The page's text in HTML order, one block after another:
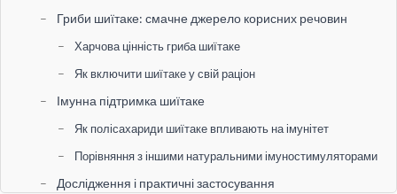
Гриби шиїтаке: смачне джерело корисних речовин
Харчова цінність гриба шиїтаке
Як включити шиїтаке у свій раціон
Імунна підтримка шиїтаке
Як полісахариди шиїтаке впливають на імунітет
Порівняння з іншими натуральними імуностимуляторами
Дослідження і практичні застосування